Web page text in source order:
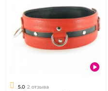
5.0 2 отзыва